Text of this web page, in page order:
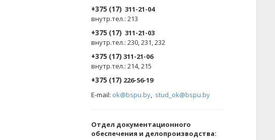
+375 (17) 311-21-04
внутр.тел.: 213
+375 (17) 311-21-03
внутр.тел.: 230, 231, 232
+375 (17) 311-21-06
внутр.тел.: 214, 215
+375 (17) 226-56-19
E-mail: ok@bspu.by, stud_ok@bspu.by
Oтдел документационного
обеспечения и делопроизводства: